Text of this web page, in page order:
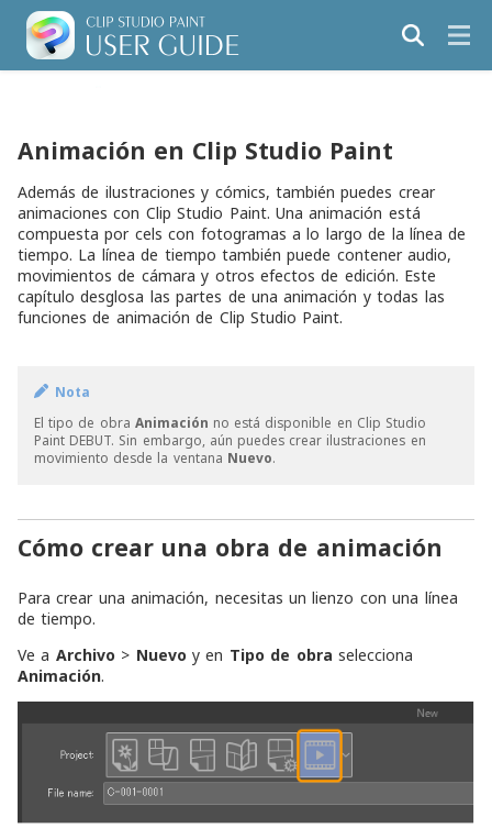
Animación en Clip Studio Paint
Además de ilustraciones y cómics, también puedes crear
animaciones con Clip Studio Paint. Una animación está
compuesta por cels con fotogramas a lo largo de la línea de
tiempo. La línea de tiempo también puede contener audio,
movimientos de cámara y otros efectos de edición. Este
capítulo desglosa las partes de una animación y todas las
funciones de animación de Clip Studio Paint.
Nota
El tipo de obra Animación no está disponible en Clip Studio
Paint DEBUT. Sin embargo, aún puedes crear ilustraciones en
movimiento desde la ventana Nuevo.
Cómo crear una obra de animación
Para crear una animación, necesitas un lienzo con una línea
de tiempo.
Ve a Archivo > Nuevo y en Tipo de obra selecciona
Animación.